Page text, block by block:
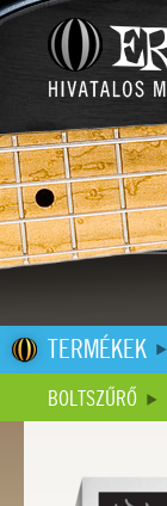
TERMÉKEK
BOLTSZŰRŐ